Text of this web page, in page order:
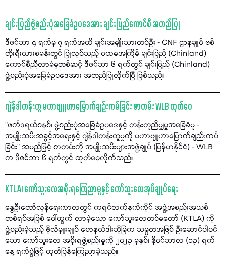
ချင်းပြည်ဖွဲ့စည်းပုံအခြေခံဥပဒေအား ချင်းပြည်ကောင်စီ အတည်ပြု
ဒီဇင်ဘာ ၄ ရက်မှ ၇ ရက်အထိ ချင်းအမျိုးသားတပ်ဦး - CNF ဌာနချုပ် ဗစ်
တိုးရီးယားစခန်းတွင် ပြုလုပ်သည့် ပထမအကြိမ် ချင်းပြည် (Chinland)
ကောင်စီညီလာခံမှတစ်ဆင့် ဒီဇင်ဘာ ၆ ရက်တွင် ချင်းပြည် (Chinland)
ဖွဲ့စည်းပုံအခြေခံဥပဒေအား အတည်ပြုလိုက်ပြီ ဖြစ်သည်။
ဂျဲန်ဒါတန်းတူ မဟာဗျူဟာမြောက်ချဉ်းကမ်ခြင်း စာတမ်း WLB ထုတ်ဝေ
“ဖက်ဒရယ်စနစ်၊ ဖွဲ့စည်းပုံအခြေခံဥပဒေနှင့် တန်းတူညီမျှမှုအခြေခံမူ -
အမျိုးသမီးအခွင့်အရေးနှင့် ဂျဲန်ဒါတန်းတူမှုကို မဟာဗျူဟာမြောက်ချည်းကပ်
ခြင်း” အမည်ဖြင့် စာတမ်းကို အမျိုးသမီးများအဖွဲ့ချုပ် (မြန်မာနိုင်ငံ) - WLB
က ဒီဇင်ဘာ ၆ ရက်တွင် ထုတ်ဝေလိုက်သည်။
KTLA၊ ကော်သူးလေအစိုးရကြေညာမှုနှင့် ကော်သူးလေအုပ်ချုပ်ရေး
နွေဦးတော်လှန်ရေးကာလတွင် ကရင်လက်နက်ကိုင် အဖွဲ့အစည်းအသစ်
တစ်ရပ်အဖြစ် ပေါ်ထွက် လာခဲ့သော ကော်သူးလေတပ်မတော် (KTLA) ကို
ဖွဲ့စည်းခဲ့သည့် ဗိုလ်မှူးချုပ် စောနယ်ဒါးဘိုမြက သမ္မတအဖြစ် ဦးဆောင်ပါဝင်
သော ကော်သူးလေ အစိုးရဖွဲ့စည်းမှုကို ၂၀၂၃ ခုနှစ်၊ နိုဝင်ဘာလ (၁၃) ရက်
နေ့ ရက်စွဲဖြင့် ထုတ်ပြန်ကြေညာခဲ့သည်။